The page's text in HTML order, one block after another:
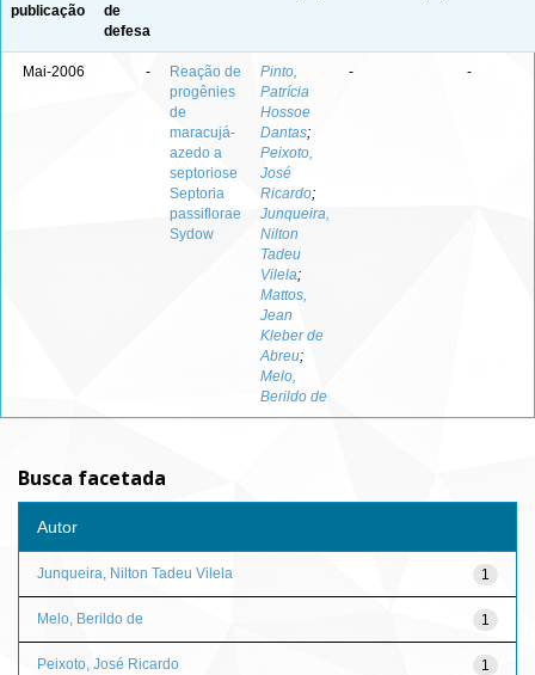
publicação
de
defesa
Mai-2006 -
Reação de
progênies
de
maracujá-
azedo a
septoriose
Septoria
passiflorae
Sydow
Pinto,
Patrícia
Hossoe
Dantas;
Peixoto,
José
Ricardo;
Junqueira,
Nilton
Tadeu
Vilela;
Mattos,
Jean
Kleber de
Abreu;
Melo,
Berildo de
- -
Busca facetada
Autor
1
Junqueira, Nilton Tadeu Vilela
1
Melo, Berildo de
1
Peixoto, José Ricardo